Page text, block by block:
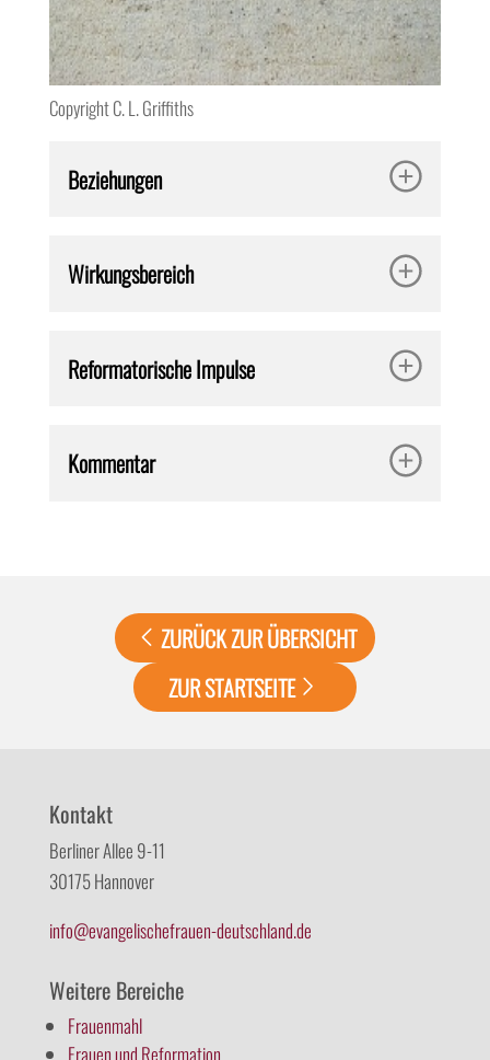
Copyright C. L. Griffiths
Beziehungen
Wirkungsbereich
Reformatorische Impulse
Kommentar
ZURÜCK ZUR ÜBERSICHT
ZUR STARTSEITE
Kontakt
Berliner Allee 9-11
30175 Hannover
info@evangelischefrauen-deutschland.de
Weitere Bereiche
Frauenmahl
Frauen und Reformation